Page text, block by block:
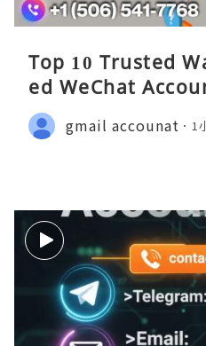
Top 10 Trusted
ed WeChat
gmail accounat 1